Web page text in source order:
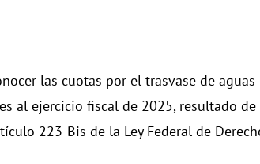
las cuotas por el trasvase de
al ejercicio fiscal de 2025, resultado
223-Bis de la Ley Federal de